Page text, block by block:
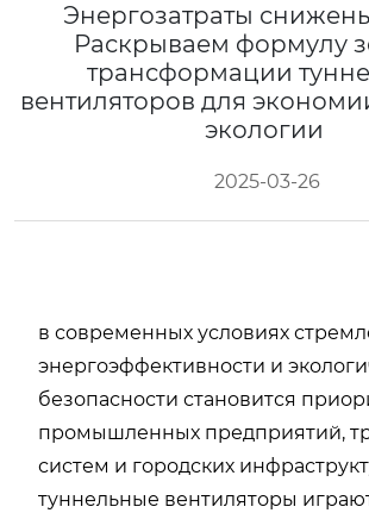
Энергозатраты
Раскрываем формулу
трансформации
вентиляторов для
экологии
2025-03-26
в современных условиях
энергоэффективности и
безопасности становится
промышленных предприятий,
систем и городских
туннельные вентиляторы